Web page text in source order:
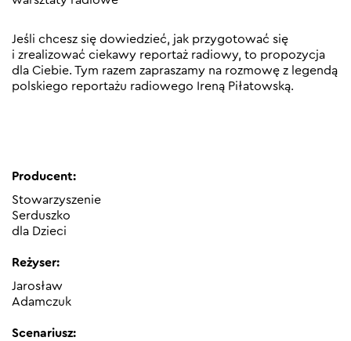
Jeśli chcesz się dowiedzieć, jak przygotować się
i zrealizować ciekawy reportaż radiowy, to propozycja
dla Ciebie. Tym razem zapraszamy na rozmowę z legendą
polskiego reportażu radiowego Ireną Piłatowską.
Producent:
Stowarzyszenie
Serduszko
dla Dzieci
Reżyser:
Jarosław
Adamczuk
Scenariusz: